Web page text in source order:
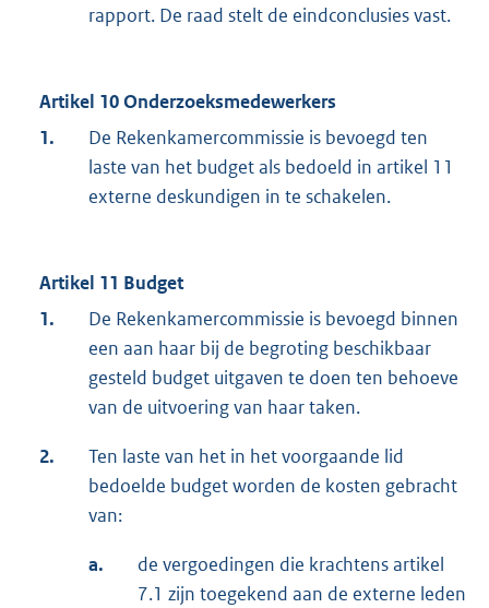
rapport. De raad stelt de eindconclusies vast.
Artikel 10 Onderzoeksmedewerkers
1.
De Rekenkamercommissie is bevoegd ten
laste van het budget als bedoeld in artikel 11
externe deskundigen in te schakelen.
Artikel 11 Budget
1.
De Rekenkamercommissie is bevoegd binnen
een aan haar bij de begroting beschikbaar
gesteld budget uitgaven te doen ten behoeve
van de uitvoering van haar taken.
2.
Ten laste van het in het voorgaande lid
bedoelde budget worden de kosten gebracht
van:
a.
de vergoedingen die krachtens artikel
7.1 zijn toegekend aan de externe leden